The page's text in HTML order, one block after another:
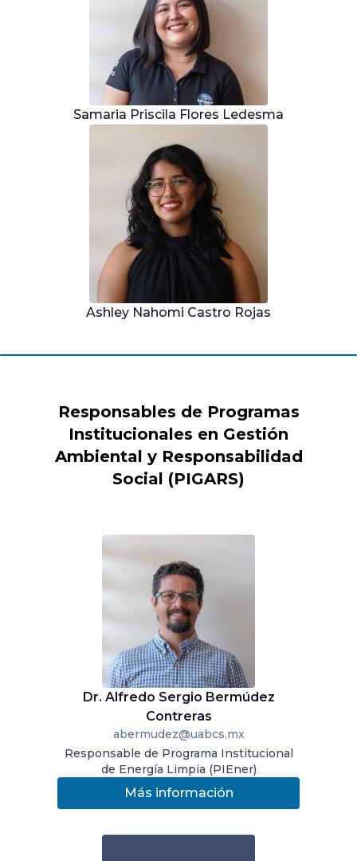
Samaria Priscila Flores Ledesma
Ashley Nahomi Castro Rojas
Responsables de Programas
Institucionales en Gestión
Ambiental y Responsabilidad
Social (PIGARS)
Dr. Alfredo Sergio Bermúdez
Contreras
abermudez@uabcs.mx
Responsable de Programa Institucional
de Energía Limpia (PIEner)
Más información